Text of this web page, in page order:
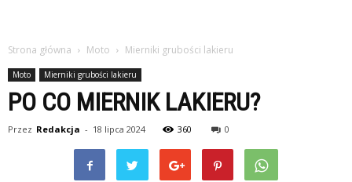
Strona główna Moto Mierniki grubości lakieru
Moto Mierniki grubości lakieru
PO CO MIERNIK LAKIERU?
Przez Redakcja - 18 lipca 2024 360 0